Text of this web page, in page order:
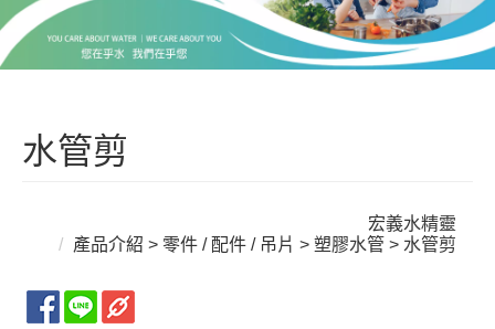
水管剪
宏義水精靈
產品介紹 > 零件 / 配件 / 吊片 >塑膠水管 > 水管剪